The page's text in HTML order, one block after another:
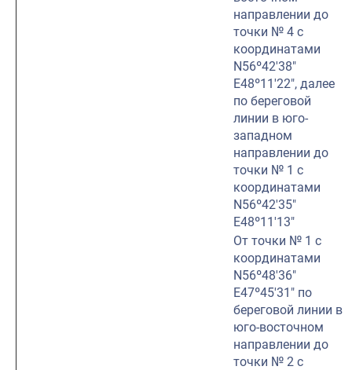
направлении до
точки № 4 с
координатами
N56º42′38″
E48º11′22″, далее
по береговой
линии в юго-
западном
направлении до
точки № 1 с
координатами
N56º42′35″
E48º11′13″
От точки № 1 с
координатами
N56º48′36″
E47º45′31″ по
береговой линии в
юго-восточном
направлении до
точки № 2 с